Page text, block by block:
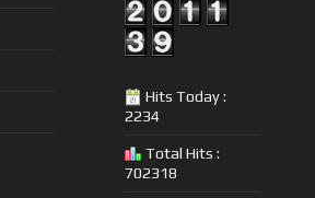
Hits Today :
2234
Total Hits :
702318